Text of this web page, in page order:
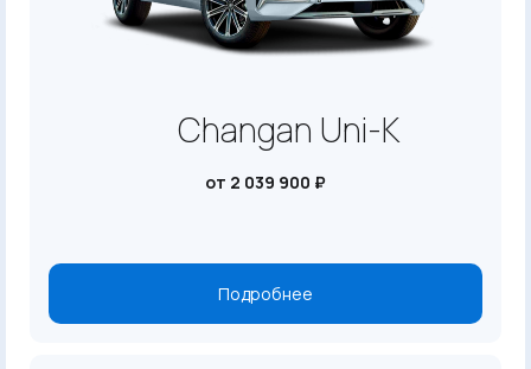
Changan Uni-K
от 2 039 900 ₽
Подробнее